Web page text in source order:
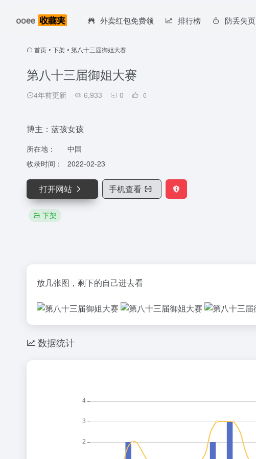
外卖红包免费领 排行榜 防丢失页
首页 • 下架 • 第八十三届御姐大赛
第八十三届御姐大赛
4年前更新 6,933 0 0
博主：蓝孩女孩
所在地：
中国
收录时间：
2022-02-23
打开网站 手机查看
下架
放几张图，剩下的自己进去看
数据统计